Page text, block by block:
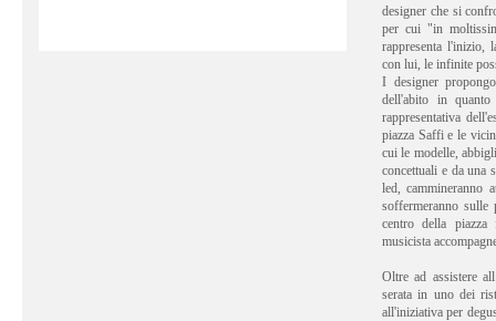
designer che si
per cui "in
rappresenta l'inizio,
con lui, le infinite
I designer
dell'abito in quanto
rappresentativa
piazza Saffi e le
cui le modelle,
concettuali e da una
led, cammineranno
soffermeranno
centro della piazza
musicista
Oltre ad assistere
serata in uno dei
all'iniziativa per